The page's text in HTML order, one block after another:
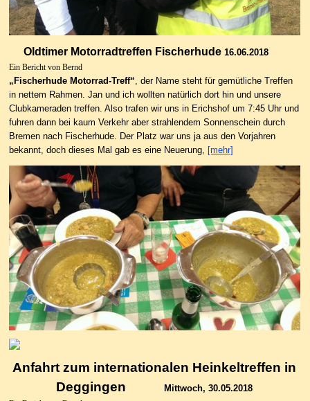
Oldtimer Motorradtreffen Fischerhude 16.06.2018
Ein Bericht von Bernd
„Fischerhude Motorrad-Treff“ , der Name steht für gemütliche Treffen
in nettem Rahmen. Jan und ich wollten natürlich dort hin und unsere
Clubkameraden treffen. Also trafen wir uns in Erichshof um 7:45 Uhr und
fuhren dann bei kaum Verkehr aber strahlendem Sonnenschein durch
Bremen nach Fischerhude. Der Platz war uns ja aus den Vorjahren
bekannt, doch dieses Mal gab es eine Neuerung,
[mehr]
Anfahrt zum internationalen Heinkeltreffen in
Deggingen
Mittwoch, 30.05.2018